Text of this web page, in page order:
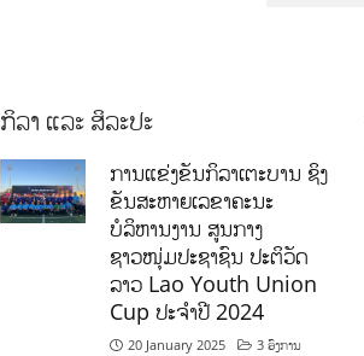
ກິລາ ແລະ ສິລະປະ
ການແຂ່ງຂັນກິລາເຕະບານ ຊິງ
ຂັນສະຫາຍເລຂາຄະນະ
ບໍລິຫານງານ ສູນກາງ
ຊາວໜຸ່ມປະຊາຊົນ ປະຕິວັດ
ລາວ Lao Youth Union
Cup ປະຈຳປີ 2024
20 January 2025
3 ອົງການ